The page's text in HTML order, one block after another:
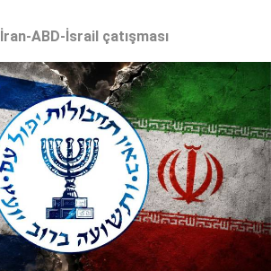
İran-ABD-İsrail çatışması